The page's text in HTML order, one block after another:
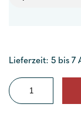
Lieferzeit: 5 bis 7
Flaggenstockhalter
für